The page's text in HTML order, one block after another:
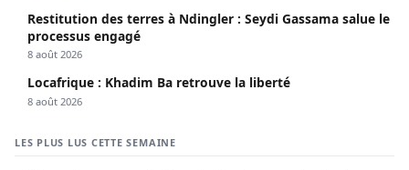
Restitution des terres à Ndingler : Seydi Gassama salue le
processus engagé
8 août 2026
Locafrique : Khadim Ba retrouve la liberté
8 août 2026
LES PLUS LUS CETTE SEMAINE